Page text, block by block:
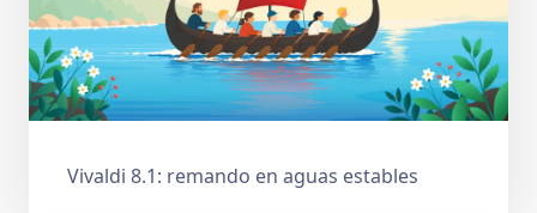
Vivaldi 8.1: remando en aguas estables